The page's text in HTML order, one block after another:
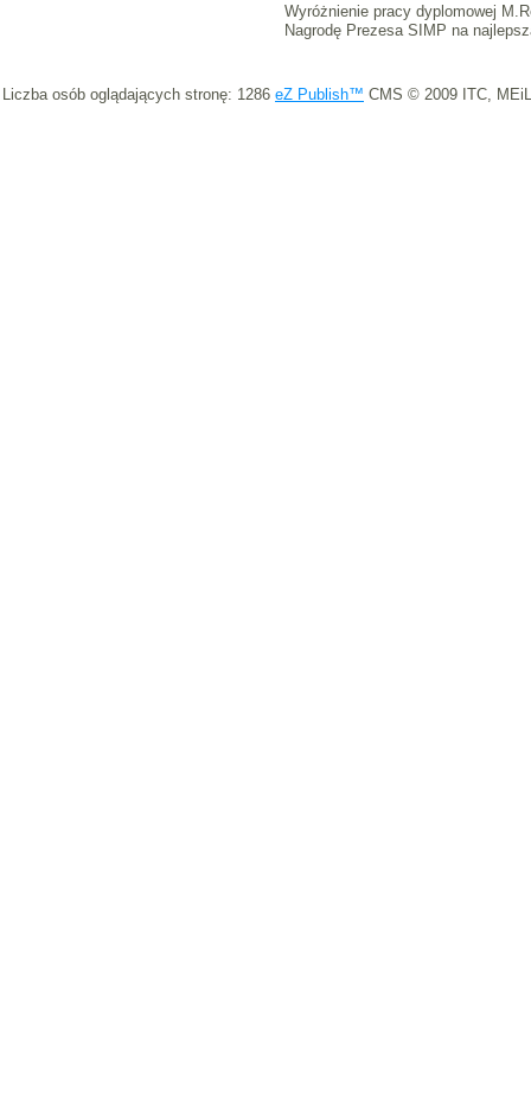
Wyróżnienie pracy dyplomowej
Nagrodę Prezesa SIMP na
Liczba osób oglądających stronę: 1286 eZ Publish™ CMS © 2009 ITC,